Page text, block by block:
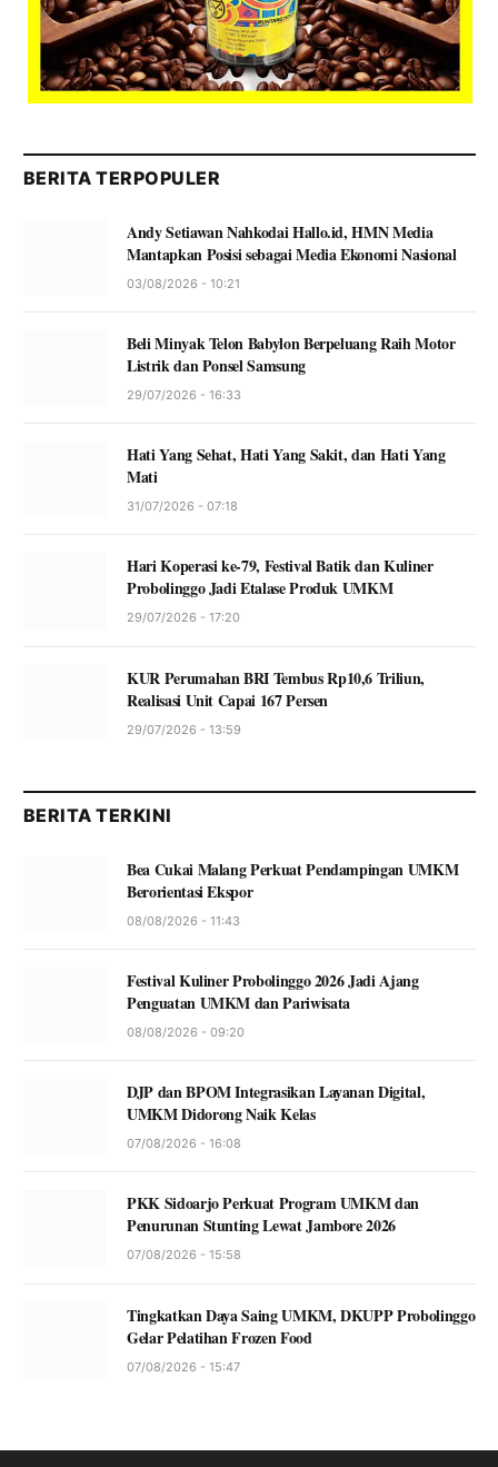
BERITA TERPOPULER
Andy Setiawan Nahkodai Hallo.id, HMN Media
Mantapkan Posisi sebagai Media Ekonomi Nasional
03/08/2026 - 10:21
Beli Minyak Telon Babylon Berpeluang Raih Motor
Listrik dan Ponsel Samsung
29/07/2026 - 16:33
Hati Yang Sehat, Hati Yang Sakit, dan Hati Yang
Mati
31/07/2026 - 07:18
Hari Koperasi ke-79, Festival Batik dan Kuliner
Probolinggo Jadi Etalase Produk UMKM
29/07/2026 - 17:20
KUR Perumahan BRI Tembus Rp10,6 Triliun,
Realisasi Unit Capai 167 Persen
29/07/2026 - 13:59
BERITA TERKINI
Bea Cukai Malang Perkuat Pendampingan UMKM
Berorientasi Ekspor
08/08/2026 - 11:43
Festival Kuliner Probolinggo 2026 Jadi Ajang
Penguatan UMKM dan Pariwisata
08/08/2026 - 09:20
DJP dan BPOM Integrasikan Layanan Digital,
UMKM Didorong Naik Kelas
07/08/2026 - 16:08
PKK Sidoarjo Perkuat Program UMKM dan
Penurunan Stunting Lewat Jambore 2026
07/08/2026 - 15:58
Tingkatkan Daya Saing UMKM, DKUPP Probolinggo
Gelar Pelatihan Frozen Food
07/08/2026 - 15:47